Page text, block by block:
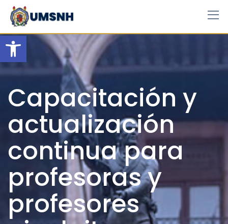
Open toolbar
Skip
content
Capacitación y
actualización
continua para
profesoras y
profesores